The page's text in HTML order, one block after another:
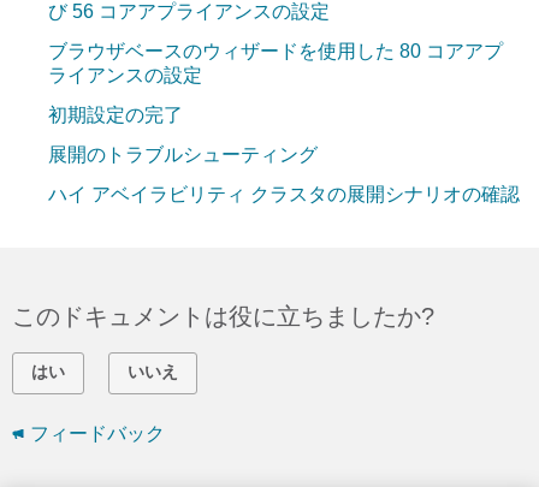
び 56 コアアプライアンスの設定
ブラウザベースのウィザードを使用した 80 コアアプ
ライアンスの設定
初期設定の完了
展開のトラブルシューティング
ハイ アベイラビリティ クラスタの展開シナリオの確認
このドキュメントは役に立ちましたか?
はい いいえ
フィードバック